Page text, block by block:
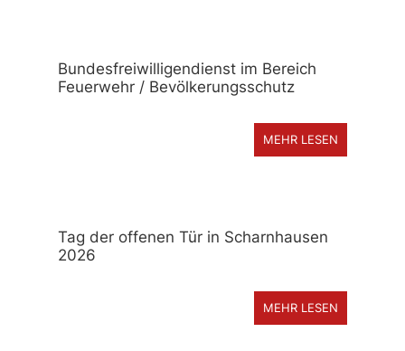
Bundesfreiwilligendienst im Bereich
Feuerwehr / Bevölkerungsschutz
MEHR LESEN
Tag der offenen Tür in Scharnhausen
2026
MEHR LESEN